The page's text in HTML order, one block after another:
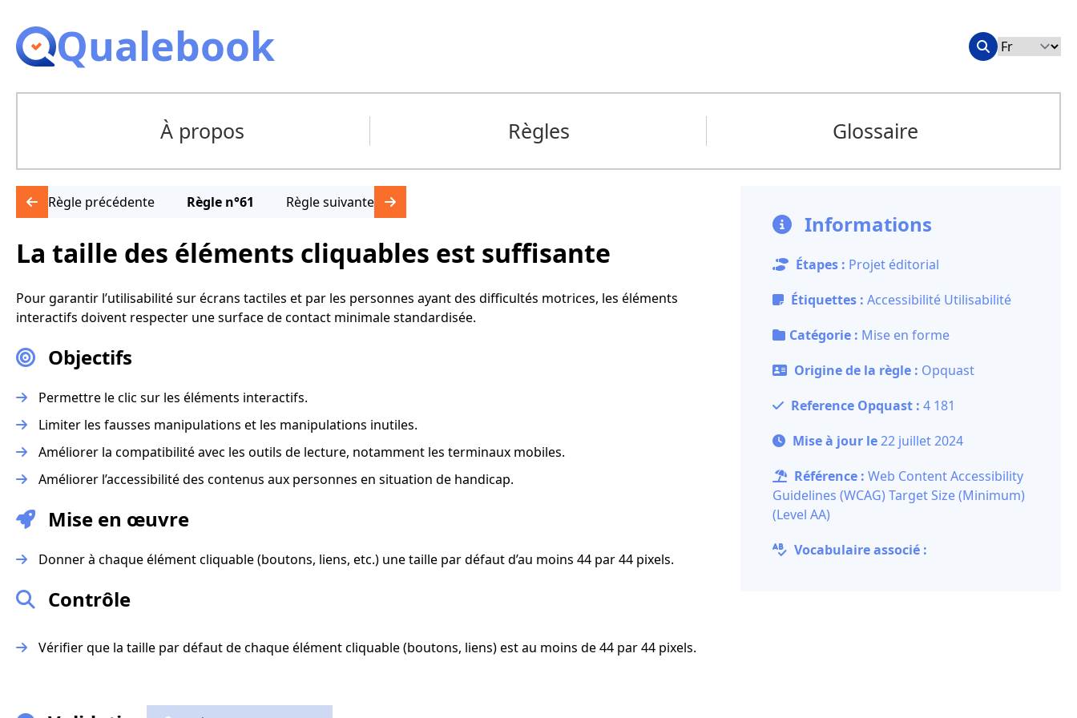
Qualebook
À propos Règles Glossaire
Règle précédente Règle n°61 Règle suivante
La taille des éléments cliquables est suffisante
Pour garantir l’utilisabilité sur écrans tactiles et par les personnes ayant des difficultés motrices, les éléments
interactifs doivent respecter une surface de contact minimale standardisée.
Objectifs
Permettre le clic sur les éléments interactifs.
Limiter les fausses manipulations et les manipulations inutiles.
Améliorer la compatibilité avec les outils de lecture, notamment les terminaux mobiles.
Améliorer l’accessibilité des contenus aux personnes en situation de handicap.
Mise en œuvre
Donner à chaque élément cliquable (boutons, liens, etc.) une taille par défaut d’au moins 44 par 44 pixels.
Contrôle
Vérifier que la taille par défaut de chaque élément cliquable (boutons, liens) est au moins de 44 par 44 pixels.
Informations
Étapes : Projet éditorial
Étiquettes : Accessibilité Utilisabilité
Catégorie : Mise en forme
Origine de la règle : Opquast
Reference Opquast : 4 181
Mise à jour le22 juillet 2024
Référence : Web Content Accessibility
Guidelines (WCAG) Target Size (Minimum)
(Level AA)
Vocabulaire associé :